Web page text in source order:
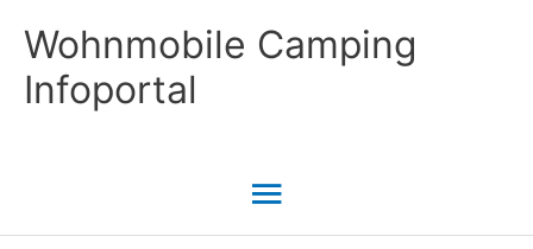
Inhalt
springen
Wohnmobile Camping
Infoportal
Hauptmenü